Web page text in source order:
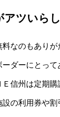
アツいらし
なのもありが
ダーにとっ
信州は定期購
の利用券や